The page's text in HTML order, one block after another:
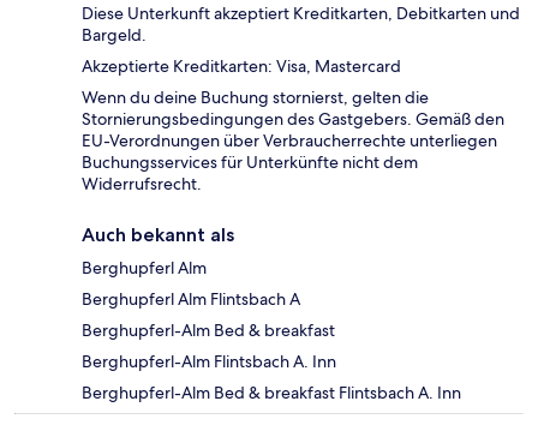
Diese Unterkunft akzeptiert Kreditkarten, Debitkarten und
Bargeld.
Akzeptierte Kreditkarten: Visa, Mastercard
Wenn du deine Buchung stornierst, gelten die
Stornierungsbedingungen des Gastgebers. Gemäß den
EU-Verordnungen über Verbraucherrechte unterliegen
Buchungsservices für Unterkünfte nicht dem
Widerrufsrecht.
Auch bekannt als
Berghupferl Alm
Berghupferl Alm Flintsbach A
Berghupferl-Alm Bed & breakfast
Berghupferl-Alm Flintsbach A. Inn
Berghupferl-Alm Bed & breakfast Flintsbach A. Inn